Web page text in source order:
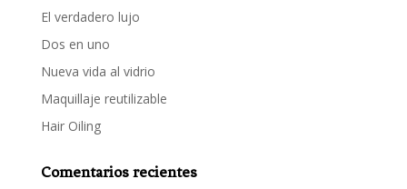
El verdadero lujo
Dos en uno
Nueva vida al vidrio
Maquillaje reutilizable
Hair Oiling
Comentarios recientes